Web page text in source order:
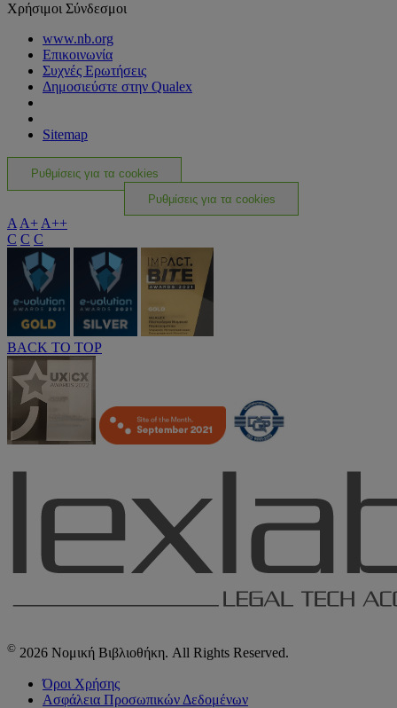
Χρήσιμοι Σύνδεσμοι
www.nb.org
Επικοινωνία
Συχνές Ερωτήσεις
Δημοσιεύστε στην Qualex
Sitemap
Ρυθμίσεις για τα cookies
Ρυθμίσεις για τα cookies
A A+ A++
C C C
BACK TO TOP
© 2026 Νομική Βιβλιοθήκη. All Rights Reserved.
Όροι Χρήσης
Ασφάλεια Προσωπικών Δεδομένων